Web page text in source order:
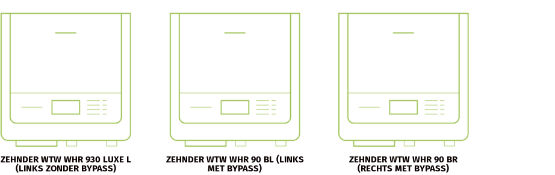
ZEHNDER WTW WHR 930 LUXE L
(LINKS ZONDER BYPASS)
ZEHNDER WTW WHR 90 BL (LINKS
MET BYPASS)
ZEHNDER WTW WHR 90 BR
(RECHTS MET BYPASS)